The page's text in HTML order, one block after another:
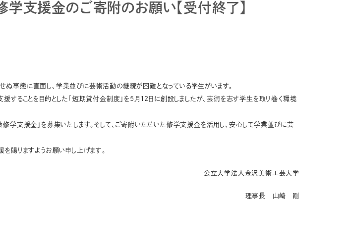
学支援金のご寄附のお願い【受付終了】
事態に直面し、学業並びに芸術活動の継続が困難となっている学生がいます。
することを目的とした「短期貸付金制度」を5月12日に創設しましたが、芸術を志す学生を取り巻く環境
学支援金」を募集いたします。そして、ご寄附いただいた修学支援金を活用し、安心して学業並びに芸
賜りますようお願い申し上げます。
公立大学法人金沢美術工芸大学
理事長 山崎 剛